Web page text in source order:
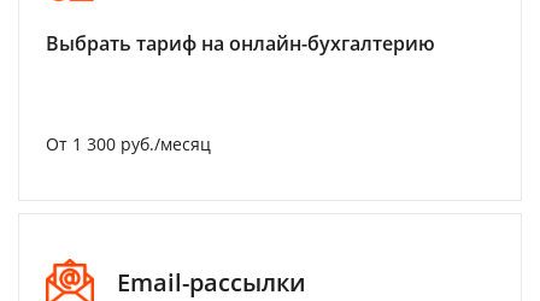
Выбрать тариф на онлайн-бухгалтерию
От 1 300 руб./месяц
Email-рассылки